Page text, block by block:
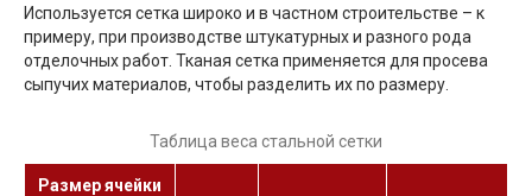
Используется сетка широко и в частном строительстве – к
примеру, при производстве штукатурных и разного рода
отделочных работ. Тканая сетка применяется для просева
сыпучих материалов, чтобы разделить их по размеру.
Таблица веса стальной сетки
Размер ячейки